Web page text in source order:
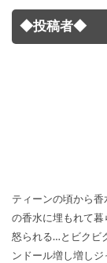
◆投稿者◆
ティーンの頃から
の香水に埋もれて
怒られる…とビクビ
ンドール増し増し